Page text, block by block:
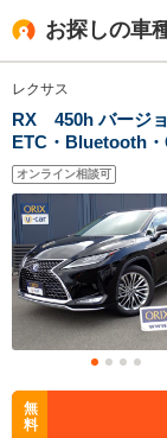
サイズ
(全長x全幅x全高)
WLTCモード
燃費
お探しの車
レクサス
RX 450h バージ
ETC・Bluetooth
ントロール・パワ
スタート・スマー
オンライン相談可
無
料